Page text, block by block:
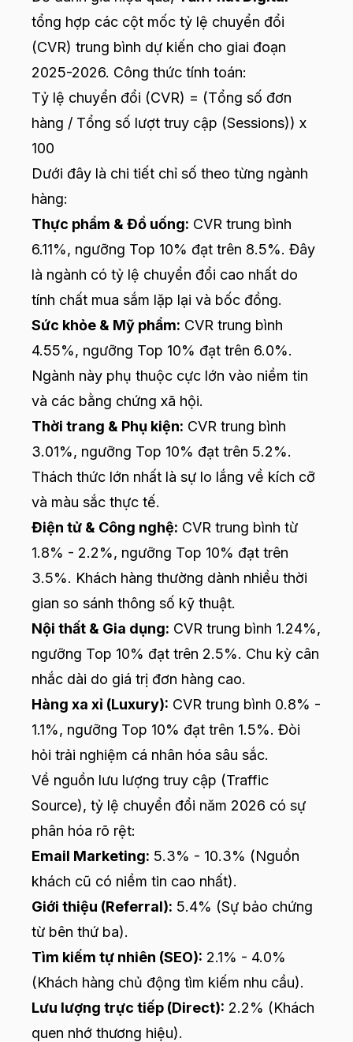
tổng hợp các cột mốc tỷ lệ chuyển đổi
(CVR) trung bình dự kiến cho giai đoạn
2025-2026. Công thức tính toán:
Tỷ lệ chuyển đổi (CVR) = (Tổng số đơn
hàng / Tổng số lượt truy cập (Sessions)) x
100
Dưới đây là chi tiết chỉ số theo từng ngành
hàng:
Thực phẩm & Đồ uống: CVR trung bình
6.11%, ngưỡng Top 10% đạt trên 8.5%. Đây
là ngành có tỷ lệ chuyển đổi cao nhất do
tính chất mua sắm lặp lại và bốc đồng.
Sức khỏe & Mỹ phẩm: CVR trung bình
4.55%, ngưỡng Top 10% đạt trên 6.0%.
Ngành này phụ thuộc cực lớn vào niềm tin
và các bằng chứng xã hội.
Thời trang & Phụ kiện: CVR trung bình
3.01%, ngưỡng Top 10% đạt trên 5.2%.
Thách thức lớn nhất là sự lo lắng về kích cỡ
và màu sắc thực tế.
Điện tử & Công nghệ: CVR trung bình từ
1.8% - 2.2%, ngưỡng Top 10% đạt trên
3.5%. Khách hàng thường dành nhiều thời
gian so sánh thông số kỹ thuật.
Nội thất & Gia dụng: CVR trung bình 1.24%,
ngưỡng Top 10% đạt trên 2.5%. Chu kỳ cân
nhắc dài do giá trị đơn hàng cao.
Hàng xa xỉ (Luxury): CVR trung bình 0.8% -
1.1%, ngưỡng Top 10% đạt trên 1.5%. Đòi
hỏi trải nghiệm cá nhân hóa sâu sắc.
Về nguồn lưu lượng truy cập (Traffic
Source), tỷ lệ chuyển đổi năm 2026 có sự
phân hóa rõ rệt:
Email Marketing: 5.3% - 10.3% (Nguồn
khách cũ có niềm tin cao nhất).
Giới thiệu (Referral): 5.4% (Sự bảo chứng
từ bên thứ ba).
Tìm kiếm tự nhiên (SEO): 2.1% - 4.0%
(Khách hàng chủ động tìm kiếm nhu cầu).
Lưu lượng trực tiếp (Direct): 2.2% (Khách
quen nhớ thương hiệu).